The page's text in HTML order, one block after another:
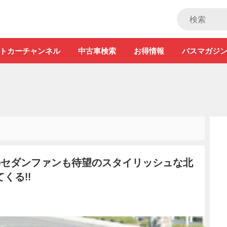
カーチャンネル 中古車検索 お得情報 バスマガジン
ダンファンも待望のスタイリッシュな北
くる!!